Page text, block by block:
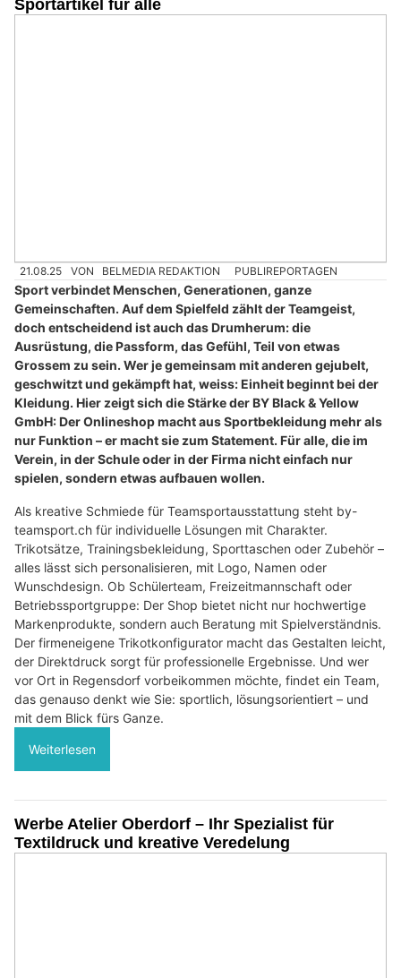
Sportartikel für alle
21.08.25 VON BELMEDIA REDAKTION PUBLIREPORTAGEN
Sport verbindet Menschen, Generationen, ganze
Gemeinschaften. Auf dem Spielfeld zählt der Teamgeist,
doch entscheidend ist auch das Drumherum: die
Ausrüstung, die Passform, das Gefühl, Teil von etwas
Grossem zu sein. Wer je gemeinsam mit anderen gejubelt,
geschwitzt und gekämpft hat, weiss: Einheit beginnt bei der
Kleidung. Hier zeigt sich die Stärke der BY Black & Yellow
GmbH: Der Onlineshop macht aus Sportbekleidung mehr als
nur Funktion – er macht sie zum Statement. Für alle, die im
Verein, in der Schule oder in der Firma nicht einfach nur
spielen, sondern etwas aufbauen wollen.
Als kreative Schmiede für Teamsportausstattung steht by-
teamsport.ch für individuelle Lösungen mit Charakter.
Trikotsätze, Trainingsbekleidung, Sporttaschen oder Zubehör –
alles lässt sich personalisieren, mit Logo, Namen oder
Wunschdesign. Ob Schülerteam, Freizeitmannschaft oder
Betriebssportgruppe: Der Shop bietet nicht nur hochwertige
Markenprodukte, sondern auch Beratung mit Spielverständnis.
Der firmeneigene Trikotkonfigurator macht das Gestalten leicht,
der Direktdruck sorgt für professionelle Ergebnisse. Und wer
vor Ort in Regensdorf vorbeikommen möchte, findet ein Team,
das genauso denkt wie Sie: sportlich, lösungsorientiert – und
mit dem Blick fürs Ganze.
Weiterlesen
Werbe Atelier Oberdorf – Ihr Spezialist für
Textildruck und kreative Veredelung